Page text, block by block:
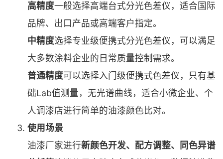
高精度一般选择高端台式分光色差仪，适合国际
品牌、出口产品或高端客户指定。
中精度选择专业级便携式分光色差仪，可以满足
大多数涂料企业的日常质量控制需求。
普通精度可以选择入门级便携式色差仪，只有基
础Lab值测量，无光谱曲线，适合小微企业、个
人调漆店进行简单的油漆颜色比对。
使用场景
油漆厂家进行新颜色开发、配方调整、同色异谱